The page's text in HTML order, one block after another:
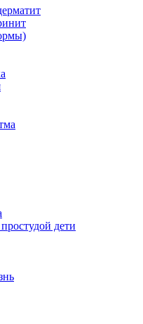
дети